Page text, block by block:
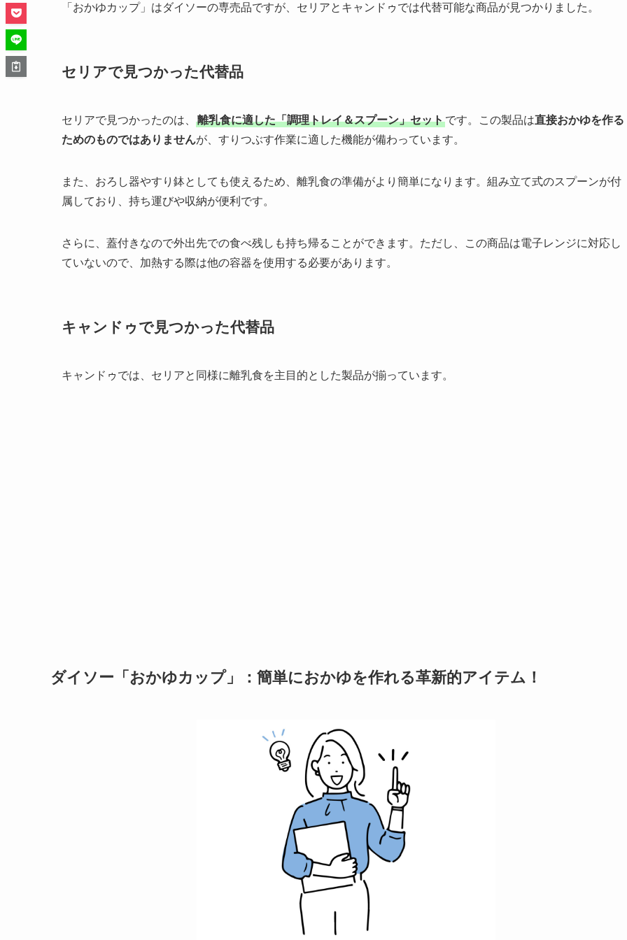
「おかゆカップ」はダイソーの専売品ですが、セリアとキャンドゥでは代替可能な商品が見つかりました。
セリアで見つかった代替品
セリアで見つかったのは、 離乳食に適した「調理トレイ＆スプーン」セットです。この製品は直接おかゆを作る
ためのものではありませんが、すりつぶす作業に適した機能が備わっています。
また、おろし器やすり鉢としても使えるため、離乳食の準備がより簡単になります。組み立て式のスプーンが付
属しており、持ち運びや収納が便利です。
さらに、蓋付きなので外出先での食べ残しも持ち帰ることができます。ただし、この商品は電子レンジに対応し
ていないので、加熱する際は他の容器を使用する必要があります。
キャンドゥで見つかった代替品
キャンドゥでは、セリアと同様に離乳食を主目的とした製品が揃っています。
ダイソー「おかゆカップ」：簡単におかゆを作れる革新的アイテム！